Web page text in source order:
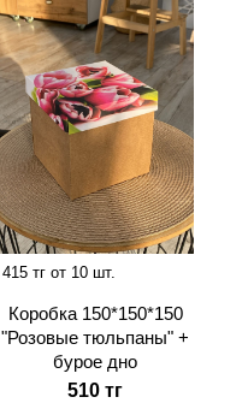
415 тг от 10 шт.
Коробка 150*150*150
"Розовые тюльпаны" +
бурое дно
510 тг